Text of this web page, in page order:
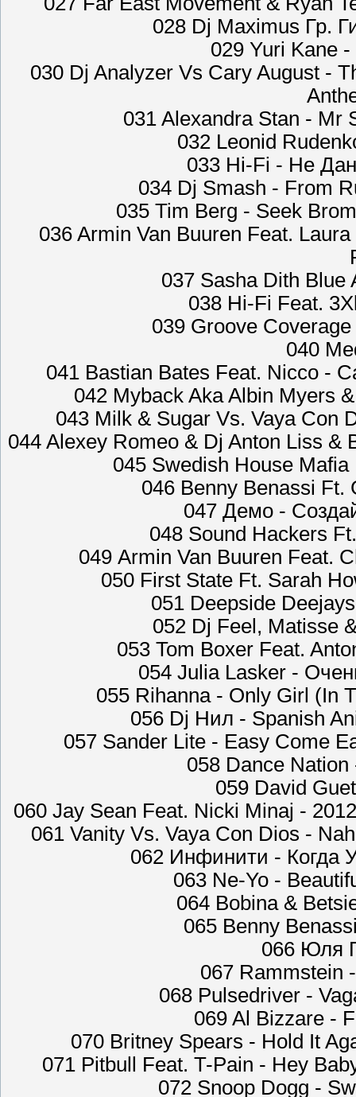
028 Dj Maximus Гр.
029 Yuri Kane
030 Dj Analyzer Vs Cary August -
031 Alexandra Stan - Mr
032 Leonid
033 Hi-Fi - Не
034 Dj Smash - From
035 Tim Berg - Seek
036 Armin Van Buuren Feat.
037 Sasha Dith
038 Hi-Fi Feat.
039 Groove
040
041 Bastian Bates Feat. Nicco -
042 Myback Aka Albin Myers
043 Milk & Sugar Vs. Vaya Con
044 Alexey Romeo & Dj Anton Liss
045 Swedish House
046 Benny Benassi Ft.
047 Демо -
048 Sound Hackers
049 Armin Van Buuren Feat.
050 First State Ft. Sarah
051 Deepside
052 Dj Feel, Matisse
053 Tom Boxer Feat.
054 Julia Lasker -
055 Rihanna - Only Girl (In
056 Dj Нил - Spanish
057 Sander Lite - Easy Come
058 Dance
059 David
060 Jay Sean Feat. Nicki Minaj -
061 Vanity Vs. Vaya Con Dios -
062 Инфинити - Когда
063 Ne-Yo -
064 Bobina &
065 Benny
066 Юля
067 Rammstein
068 Pulsedriver -
069 Al Bizzare -
070 Britney Spears - Hold It
071 Pitbull Feat. T-Pain - Hey
072 Snoop Dogg -